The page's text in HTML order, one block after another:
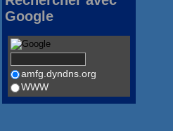
Google
amfg.dyndns.org
WWW